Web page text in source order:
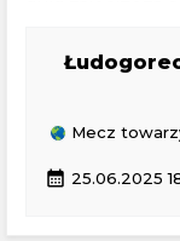
Mecz
calendar_month 25.06.2025